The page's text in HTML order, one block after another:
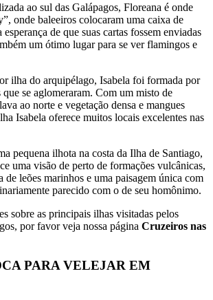
ao sul das Galápagos, Floreana é onde
onde baleeiros colocaram uma caixa de
de que suas cartas fossem enviadas
um ótimo lugar para se ver flamingos e
ilha do arquipélago, Isabela foi formada por
se aglomeraram. Com um misto de
ao norte e vegetação densa e mangues
Isabela oferece muitos locais excelentes nas
pequena ilhota na costa da Ilha de Santiago,
uma visão de perto de formações vulcânicas,
de leões marinhos e uma paisagem única com
parecido com o de seu homônimo.
sobre as principais ilhas visitadas pelos
por favor veja nossa página Cruzeiros nas
PARA VELEJAR EM